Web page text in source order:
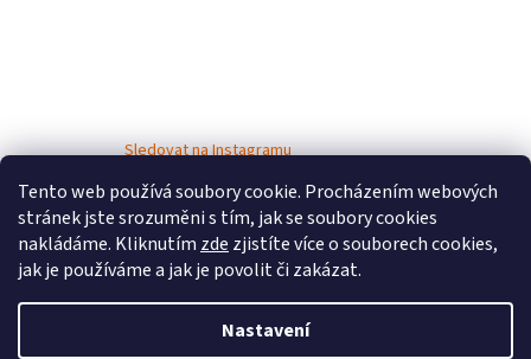
Tento web používá soubory cookie. Procházením webových
stránek jste srozuměni s tím, jak se soubory cookies
nakládáme. Kliknutím zde zjistíte více o souborech cookies,
jak je používáme a jak je povolit či zakázat.
Nastavení
Sledovat na Instagramu
Vytvořil Shoptet